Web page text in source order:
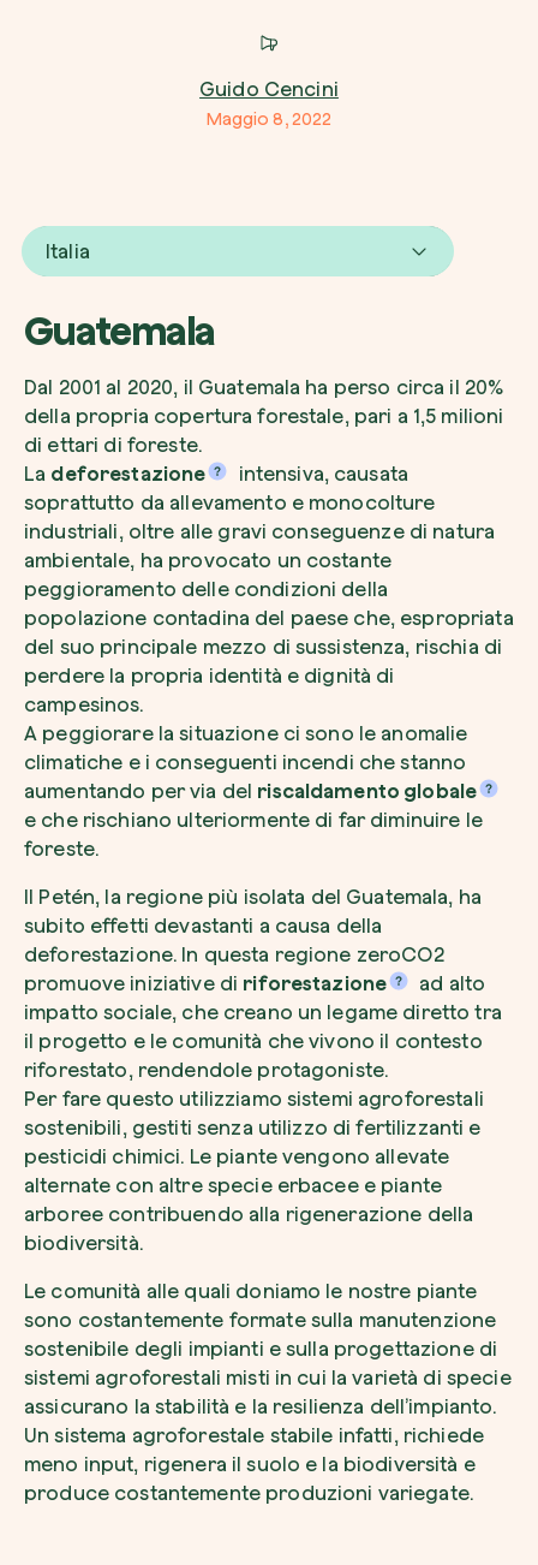
Guido Cencini
Maggio 8, 2022
Italia
Guatemala
Dal 2001 al 2020, il Guatemala ha perso circa il 20%
della propria copertura forestale, pari a 1,5 milioni
di ettari di foreste.
La deforestazione
intensiva, causata
soprattutto da allevamento e monocolture
industriali, oltre alle gravi conseguenze di natura
ambientale, ha provocato un costante
peggioramento delle condizioni della
popolazione contadina del paese che, espropriata
del suo principale mezzo di sussistenza, rischia di
perdere la propria identità e dignità di
campesinos.
A peggiorare la situazione ci sono le anomalie
climatiche e i conseguenti incendi che stanno
aumentando per via del riscaldamento globale
e che rischiano ulteriormente di far diminuire le
foreste.
Il Petén, la regione più isolata del Guatemala, ha
subito effetti devastanti a causa della
deforestazione. In questa regione zeroCO2
promuove iniziative di riforestazione
ad alto
impatto sociale, che creano un legame diretto tra
il progetto e le comunità che vivono il contesto
riforestato, rendendole protagoniste.
Per fare questo utilizziamo sistemi agroforestali
sostenibili, gestiti senza utilizzo di fertilizzanti e
pesticidi chimici. Le piante vengono allevate
alternate con altre specie erbacee e piante
arboree contribuendo alla rigenerazione della
biodiversità.
Le comunità alle quali doniamo le nostre piante
sono costantemente formate sulla manutenzione
sostenibile degli impianti e sulla progettazione di
sistemi agroforestali misti in cui la varietà di specie
assicurano la stabilità e la resilienza dell’impianto.
Un sistema agroforestale stabile infatti, richiede
meno input, rigenera il suolo e la biodiversità e
produce costantemente produzioni variegate.
Pianta una foresta in un’area del mondo a
Comincia ora
Pianta, adotta o regala un albero. Scegli tra
specie.
Piantalo ora
tecnologia satellitare.
Inizia a esplorare
Come possiamo aiutarti?*
Come ci hai conosciuto
Voglio ricevere comunicazioni e
Accetto l’informativa sullaPrivacy
Non compilare questo campo
Invia richiesta
Farti un giro sul nostro magazine